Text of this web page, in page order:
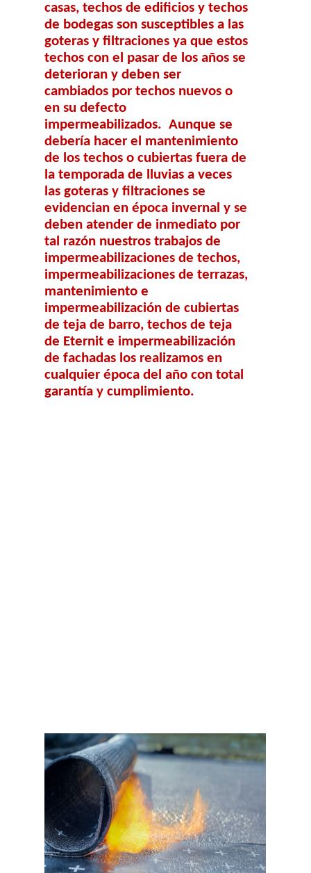
casas, techos de edificios y techos
de bodegas son susceptibles a las
goteras y filtraciones ya que estos
techos con el pasar de los años se
deterioran y deben ser
cambiados por techos nuevos o
en su defecto
impermeabilizados. Aunque se
debería hacer el mantenimiento
de los techos o cubiertas fuera de
la temporada de lluvias a veces
las goteras y filtraciones se
evidencian en época invernal y se
deben atender de inmediato por
tal razón nuestros trabajos de
impermeabilizaciones de techos,
impermeabilizaciones de terrazas,
mantenimiento e
impermeabilización de cubiertas
de teja de barro, techos de teja
de Eternit e impermeabilización
de fachadas los realizamos en
cualquier época del año con total
garantía y cumplimiento.